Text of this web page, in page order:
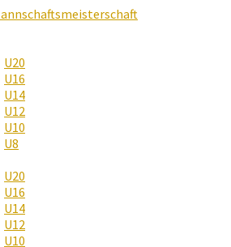
U20
U16
U14
U12
U10
U8
U20
U16
U14
U12
U10